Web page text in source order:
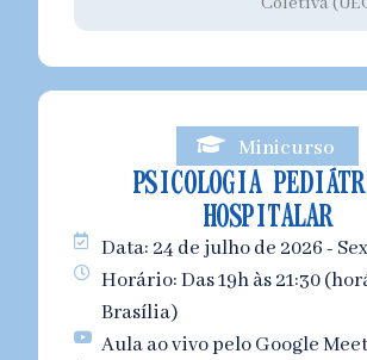
Minicurso
PSICOLOGIA
HOSPITALAR
Data: 24 de julho de 2026 -
Horário: Das 19h às 21:30
Brasília)
Aula ao vivo pelo Google Meet